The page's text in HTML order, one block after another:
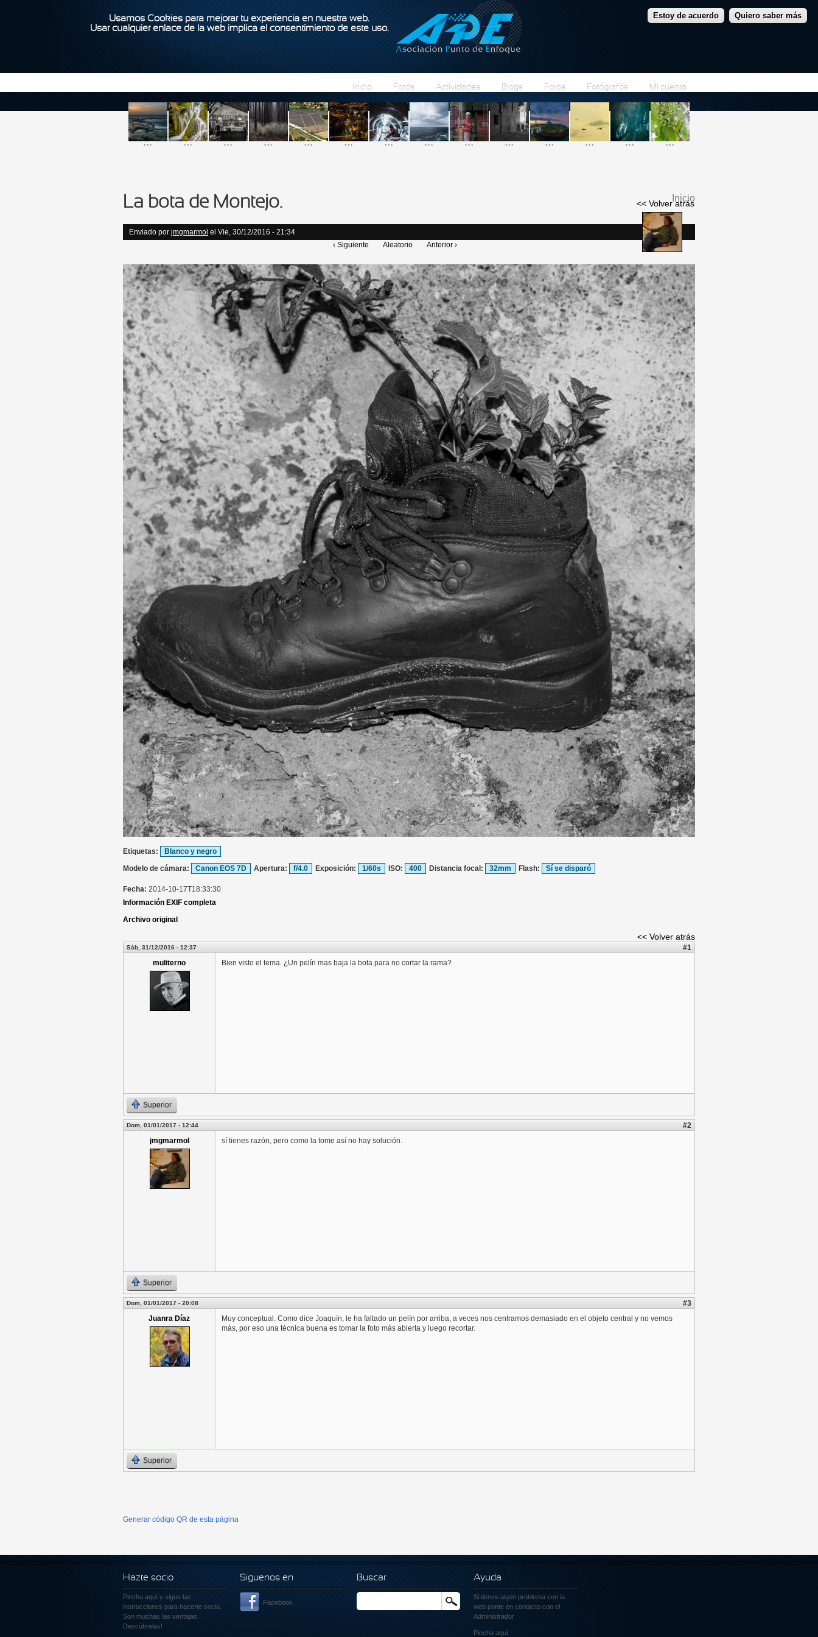
Usamos Cookies para mejorar tu experiencia en nuestra web.
Usar cualquier enlace de la web implica el consentimiento de este uso.
Estoy de acuerdo Quiero saber más
Pasar al contenido principal
Inicio Fotos Actividades Blogs Foros Fotógrafos Mi cuenta
... ... ... ... ... ... ... ... ... ... ... ... ... ...
Se encuentra usted
aquí
Inicio
La bota de Montejo. << Volver atrás
Enviado por jmgmarmol el Vie, 30/12/2016 - 21:34
‹ Siguiente
Aleatorio Anterior ›
Etiquetas:
Blanco y negro
Modelo de cámara:
Canon EOS 7D Apertura: f/4.0 Exposición: 1/60s ISO: 400 Distancia focal: 32mm Flash: Sí se disparó
Fecha: 2014-10-17T18:33:30
Información EXIF completa
Archivo original
<< Volver atrás
Sáb, 31/12/2016 - 12:37
#1
muliterno
Bien visto el tema. ¿Un pelín mas baja la bota para no cortar la rama?
Superior
Dom, 01/01/2017 - 12:44
#2
jmgmarmol
sí tienes razón, pero como la tome así no hay solución.
Superior
Dom, 01/01/2017 - 20:08
#3
Juanra Díaz
Muy conceptual. Como dice Joaquín, le ha faltado un pelín por arriba, a veces nos centramos demasiado en el objeto central y no vemos
más, por eso una técnica buena es tomar la foto más abierta y luego recortar.
Superior
Generar código QR de esta página
Hazte socio
Pincha aquí y sigue las
instrucciones para hacerte socio.
Son muchas las ventajas.
Descúbrelas!
Siguenos en
Facebook
Buscar
Buscar
Ayuda
Si tienes algún problema con la
web ponte en contacto con el
Administrador
Pincha aquí